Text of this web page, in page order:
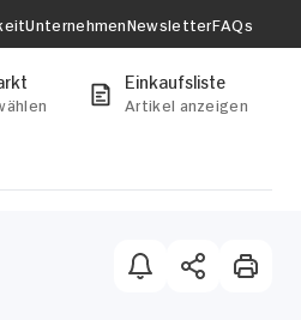
UnternehmenNewsletterFAQs
Einkaufsliste
Artikel anzeigen